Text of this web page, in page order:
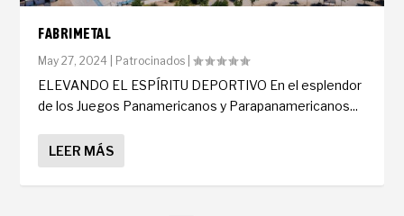
FABRIMETAL
May 27, 2024 Patrocinados |
ELEVANDO EL ESPÍRITU DEPORTIVO En el esplendor
de los Juegos Panamericanos y Parapanamericanos...
LEER MÁS